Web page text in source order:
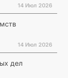
14 Июл 2026
14 Июл 2026
дел